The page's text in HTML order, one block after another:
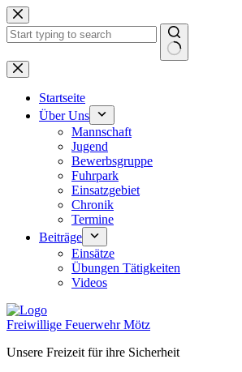
Zum
Inhalt
springen
Keine
Ergebnisse
Startseite
Über Uns
Mannschaft
Jugend
Bewerbsgruppe
Fuhrpark
Einsatzgebiet
Chronik
Termine
Beiträge
Einsätze
Übungen Tätigkeiten
Videos
Freiwillige Feuerwehr Mötz
Unsere Freizeit für ihre Sicherheit